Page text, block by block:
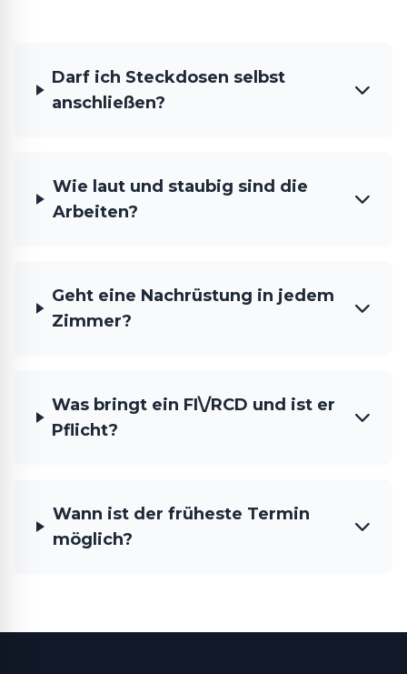
Darf ich Steckdosen selbst
anschließen?
Wie laut und staubig sind die
Arbeiten?
Geht eine Nachrüstung in jedem
Zimmer?
Was bringt ein FI\/RCD und ist er
Pflicht?
Wann ist der früheste Termin
möglich?